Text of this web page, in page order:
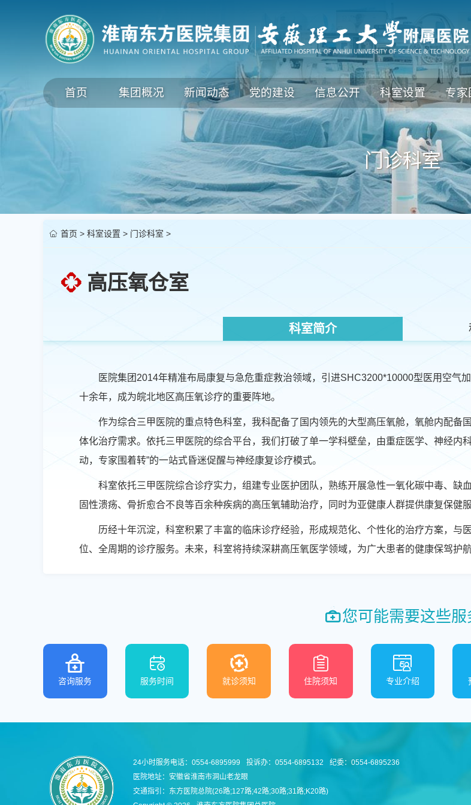
首页 集团概况 新闻动态 党的建设 信息公开 科室设置 专家
门诊科室
首页 > 科室设置 > 门诊科室 >
高压氧仓室
科室简介
医院集团2014年精准布局康复与急危重症救治领域，引进SHC3200*10000型医用空气
十余年，成为皖北地区高压氧诊疗的重要阵地。
作为综合三甲医院的重点特色科室，我科配备了国内领先的大型高压氧舱，氧舱内配备
体化治疗需求。依托三甲医院的综合平台，我们打破了单一学科壁垒，由重症医学、神经内
动，专家围着转”的一站式昏迷促醒与神经康复诊疗模式。
科室依托三甲医院综合诊疗实力，组建专业医护团队，熟练开展急性一氧化碳中毒、缺
固性溃疡、骨折愈合不良等百余种疾病的高压氧辅助治疗，同时为亚健康人群提供康复保健
历经十年沉淀，科室积累了丰富的临床诊疗经验，形成规范化、个性化的治疗方案，与
位、全周期的诊疗服务。未来，科室将持续深耕高压氧医学领域，为广大患者的健康保驾护航
您可能需要这些服
咨询服务 服务时间 就诊须知 住院须知 专业介绍
24小时服务电话：0554-6895999 投诉办：0554-6895132
纪委：0554-6895236
医院地址：安徽省淮南市洞山老龙眼
交通指引：东方医院总院(26路;127路;42路;30路;31路;K20路)